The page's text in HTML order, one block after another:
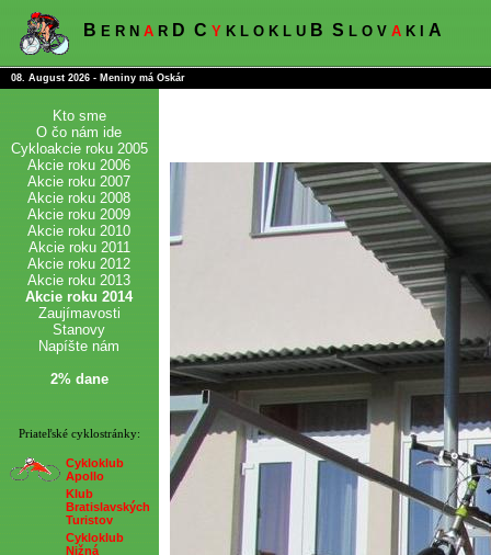
B E R N A R D C Y K L O K L U B S L O V A K I A
08. August 2026 - Meniny má Oskár
Kto sme
O čo nám ide
Cykloakcie roku 2005
Akcie roku 2006
Akcie roku 2007
Akcie roku 2008
Akcie roku 2009
Akcie roku 2010
Akcie roku 2011
Akcie roku 2012
Akcie roku 2013
Akcie roku 2014
Zaujímavosti
Stanovy
Napíšte nám
2% dane
Priateľské cyklostránky:
Cykloklub
Apollo
Klub
Bratislavských
Turistov
Cykloklub
Nižná